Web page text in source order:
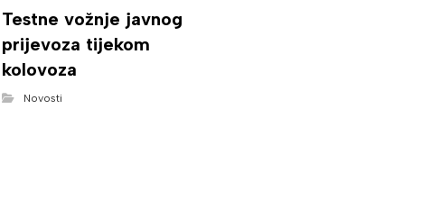
Testne vožnje javnog
prijevoza tijekom
kolovoza
Novosti